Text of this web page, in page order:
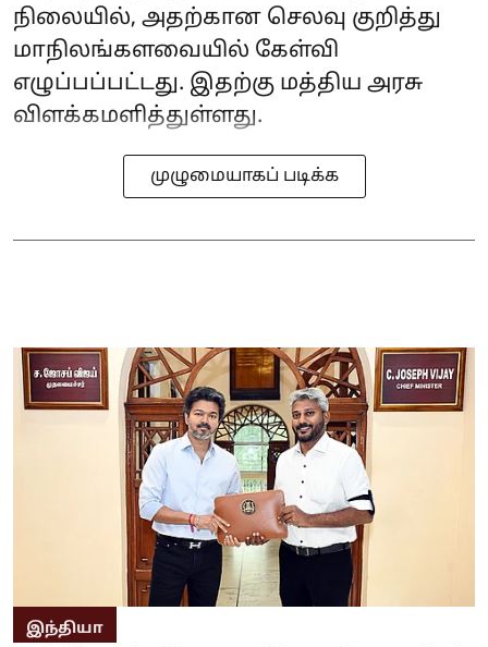
நிலையில், அதற்கான செலவு குறித்து
மாநிலங்களவையில் கேள்வி
எழுப்பப்பட்டது. இதற்கு மத்திய அரசு
விளக்கமளித்துள்ளது.
முழுமையாகப் படிக்க
இந்தியா